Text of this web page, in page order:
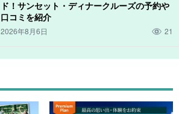
ド！サンセット・ディナークルーズの予約や
口コミを紹介
2026年8月6日 21